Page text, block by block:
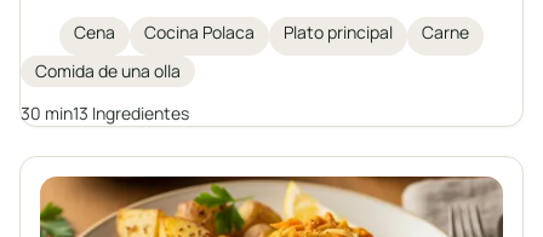
ideal para una comida rápida y contundente. Sabe
delicioso acompañado de trigo sarraceno, patatas o
ñoquis.
Cena Cocina Polaca Plato principal
Carne
Comida de una olla
30 min13 Ingredientes